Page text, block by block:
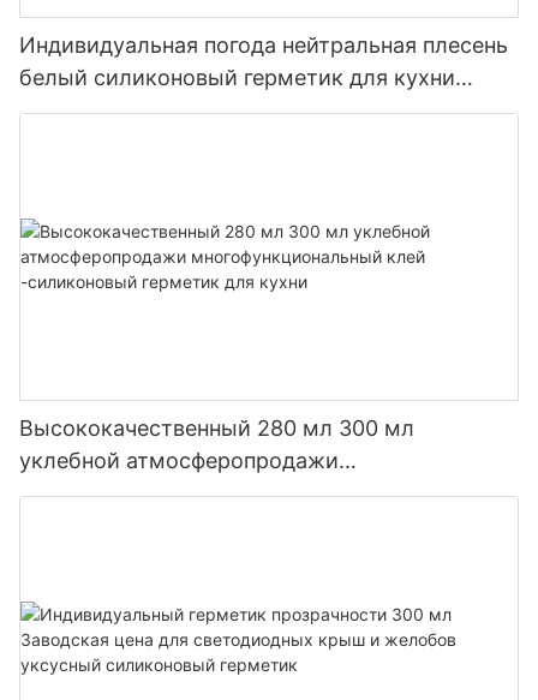
Индивидуальная погода нейтральная плесень
белый силиконовый герметик для кухни
ванной комнаты
Высококачественный 280 мл 300 мл
уклебной атмосферопродажи
многофункциональный клей -силиконовый